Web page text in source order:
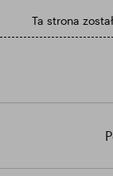
Ta strona